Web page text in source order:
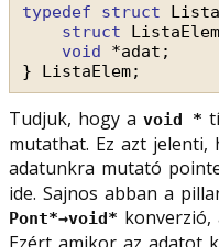
typedef struct
struct
void
*adat;
} ListaElem;
Tudjuk, hogy a void *
mutathat. Ez azt
adatunkra mutató
ide. Sajnos abban a
Pont*→void* konverzió,